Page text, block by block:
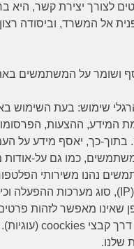
לצורך יצירת קשר, היא
אל המשרד, וביסודה
ושומר על המשתמשים
שימוש: בעת השימוש
ההצעות,
כך, יאסף מידע על
כמו גם על-אודות
נהנו משירותי
IP ), סוג מערכות ההפעלה
שאינו מאפשר לזהות
קבצי coockies
שלנו.